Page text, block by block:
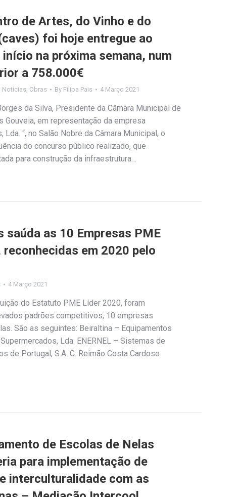
de Artes, do Vinho e do
foi hoje entregue ao
na próxima semana, num
a 758.000€
Notícias, Obras By Filipa Pais 4 Março 2021
da Silva, Presidente da Câmara Municipal de
Gouveia, em representação da empresa
Lda. “, no Salão Nobre da Câmara Municipal, o
do concurso público realizado, que
para construção da infraestrutura…
saúda as 10 Empresas PME
em 2020 pelo
4 Março 2021
do Estatuto PME Líder 2020, foram
padrões competitivos, 10 empresas
São as seguintes: Beiraltina – Equipamentos
Lda. ENERNEL – Sistemas de
de Portugal, S.A. C. Reimão Costa Cardoso
de Escolas de Nelas
para implementação de
interculturalidade com as